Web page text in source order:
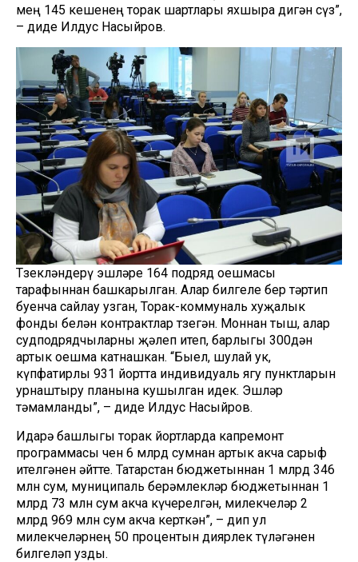
мең 145 кешенең торак шартлары яхшыра дигән сүз”,
– диде Илдус Насыйров.
Төзекләндерү эшләре 164 подряд оешмасы
тарафыннан башкарылган. Алар билгеле бер тәртип
буенча сайлау узган, Торак-коммуналь хуҗалык
фонды белән контрактлар төзегән. Моннан тыш, алар
судподрядчыларны җәлеп итеп, барлыгы 300дән
артык оешма катнашкан. “Быел, шулай ук,
күпфатирлы 931 йортта индивидуаль ягу пунктларын
урнаштыру планына кушылган идек. Эшләр
тәмамланды”, – диде Илдус Насыйров.
Идарә башлыгы торак йортларда капремонт
программасы өчен 6 млрд сумнан артык акча сарыф
ителгәнен әйтте. Татарстан бюджетыннан 1 млрд 346
млн сум, муниципаль берәмлекләр бюджетыннан 1
млрд 73 млн сум акча күчерелгән, милекчеләр 2
млрд 969 млн сум акча керткән”, – дип ул
милекчеләрнең 50 процентын диярлек түләгәнен
билгеләп узды.